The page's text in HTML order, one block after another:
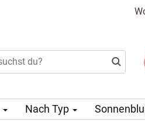
Nach Typ